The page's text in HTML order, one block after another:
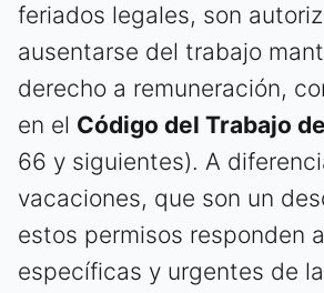
feriados legales, son
ausentarse del trabajo
derecho a remuneración,
en el Código del Trabajo
66 y siguientes). A
vacaciones, que son un
estos permisos responden
específicas y urgentes de